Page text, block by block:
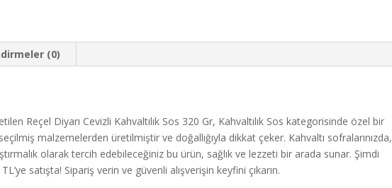
-
|
Kaliteli
ve
Güvenilir
Alışveriş
(0)
Reçel Diyarı Cevizli Kahvaltılık Sos 320 Gr, Kahvaltılık Sos kategorisinde özel bir
malzemelerden üretilmiştir ve doğallığıyla dikkat çeker. Kahvaltı sofralarınızda,
olarak tercih edebileceğiniz bu ürün, sağlık ve lezzeti bir arada sunar. Şimdi
satışta! Sipariş verin ve güvenli alışverişin keyfini çıkarın.